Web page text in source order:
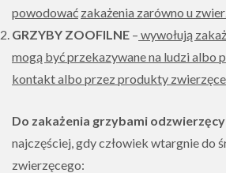
powodować zakażenia zarówno u
GRZYBY ZOOFILNE – wywołują
mogą być przekazywane na ludzi albo
kontakt albo przez produkty zwierzęce
Do zakażenia grzybami
najczęściej, gdy człowiek wtargnie do
zwierzęcego: